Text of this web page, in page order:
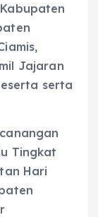
Jajaran
serta
Tingkat
Hari